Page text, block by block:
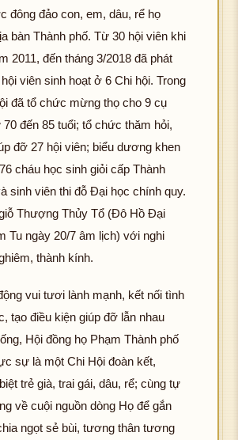
đông đảo con, em, dâu, rể họ
bàn Thành phố. Từ 30 hội viên khi
2011, đến tháng 3/2018 đã phát
viên sinh hoạt ở 6 Chi hội. Trong
đã tổ chức mừng thọ cho 9 cụ
đến 85 tuổi; tổ chức thăm hỏi,
đỡ 27 hội viên; biểu dương khen
cháu học sinh giỏi cấp Thành
sinh viên thi đỗ Đại học chính quy.
Thượng Thủy Tổ (Đô Hồ Đại
Tu ngày 20/7 âm lịch) với nghi
thành kính.
vui tươi lành mạnh, kết nối tình
tạo điều kiện giúp đỡ lẫn nhau
Hội đồng họ Phạm Thành phố
sự là một Chi Hội đoàn kết,
trẻ già, trai gái, dâu, rể; cùng tự
về cuội nguồn dòng Họ để gắn
ngọt sẻ bùi, tương thân tương